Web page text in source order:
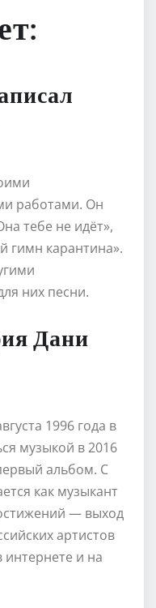
работами. Он
тебе не идёт»,
гимн карантина».
них песни.
Дани
1996 года в
музыкой в 2016
альбом. С
как музыкант
— выход
артистов
интернете и на